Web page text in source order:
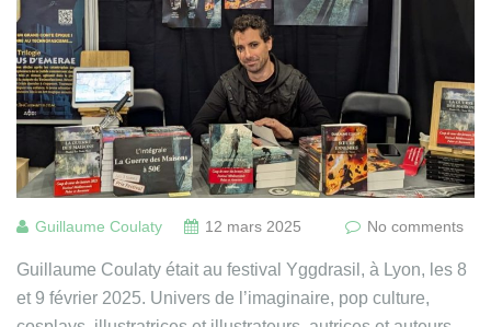
Guillaume Coulaty 12 mars 2025 No comments
Guillaume Coulaty était au festival Yggdrasil, à Lyon, les 8
et 9 février 2025. Univers de l’imaginaire, pop culture,